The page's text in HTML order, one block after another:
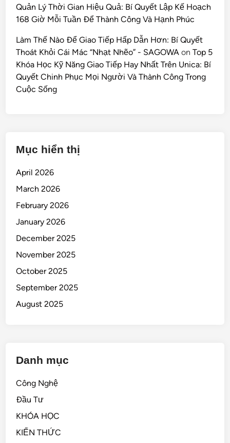
Quản Lý Thời Gian Hiệu Quả: Bí Quyết Lập Kế Hoạch
168 Giờ Mỗi Tuần Để Thành Công Và Hạnh Phúc
Làm Thế Nào Để Giao Tiếp Hấp Dẫn Hơn: Bí Quyết
Thoát Khỏi Cái Mác “Nhạt Nhẽo” - SAGOWA onTop 5
Khóa Học Kỹ Năng Giao Tiếp Hay Nhất Trên Unica: Bí
Quyết Chinh Phục Mọi Người Và Thành Công Trong
Cuộc Sống
Mục hiển thị
April 2026
March 2026
February 2026
January 2026
December 2025
November 2025
October 2025
September 2025
August 2025
Danh mục
Công Nghệ
Đầu Tư
KHÓA HỌC
KIẾN THỨC